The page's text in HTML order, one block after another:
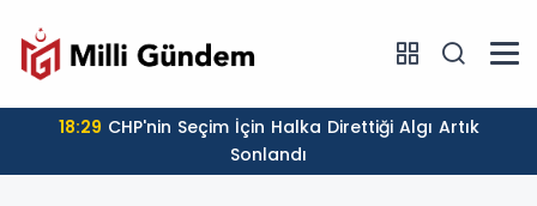
18:29
Sonlandı